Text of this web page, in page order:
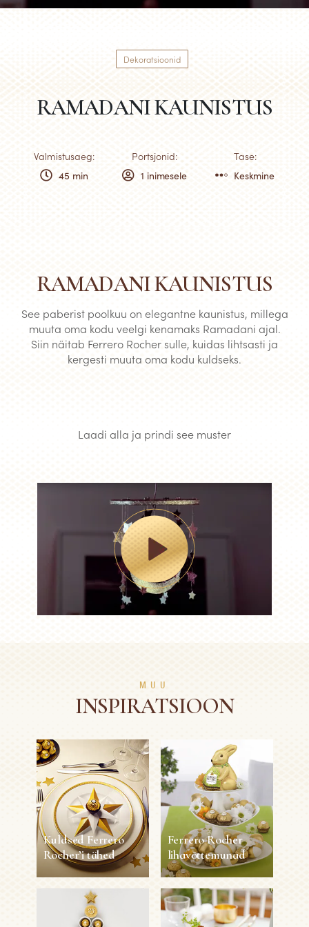
Dekoratsioonid
RAMADANI KAUNISTUS
Valmistusaeg: Portsjonid:
Tase:
45 min
1 inimesele Keskmine
RAMADANI KAUNISTUS
See paberist poolkuu on elegantne kaunistus, millega
muuta oma kodu veelgi kenamaks Ramadani ajal.
Siin näitab Ferrero Rocher sulle, kuidas lihtsasti ja
kergesti muuta oma kodu kuldseks.
Laadi alla ja prindi see muster
MUU
INSPIRATSIOON
Kuldsed Ferrero
Rocher’i tähed
Kuldsed Ferrero
Rocher’i tähed
Ferrero Rocher
lihavõttemunad
Ferrero Rocher
lihavõttemunad